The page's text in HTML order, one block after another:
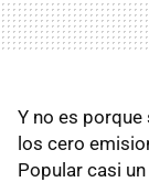
Y no es porque
los cero
Popular casi